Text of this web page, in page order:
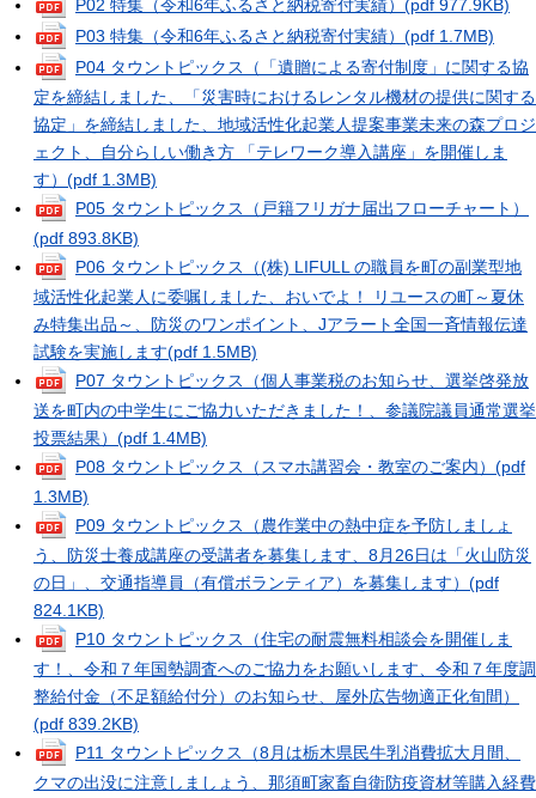
P02 特集（令和6年ふるさと納税寄付実績） (pdf 977.9KB)
P03 特集（令和6年ふるさと納税寄付実績） (pdf 1.7MB)
P04 タウントピックス（「遺贈による寄付制度」に関する協
定を締結しました、「災害時におけるレンタル機材の提供に関する
協定」を締結しました、地域活性化起業人提案事業未来の森プロジ
ェクト、自分らしい働き方 「テレワーク導入講座」を開催しま
す） (pdf 1.3MB)
P05 タウントピックス（戸籍フリガナ届出フローチャート）
(pdf 893.8KB)
P06 タウントピックス（(株) LIFULL の職員を町の副業型地
域活性化起業人に委嘱しました、おいでよ！ リユースの町～夏休
み特集出品～、防災のワンポイント、Jアラート全国一斉情報伝達
試験を実施します(pdf 1.5MB)
P07 タウントピックス（個人事業税のお知らせ、選挙啓発放
送を町内の中学生にご協力いただきました！、参議院議員通常選挙
投票結果） (pdf 1.4MB)
P08 タウントピックス（スマホ講習会・教室のご案内） (pdf
1.3MB)
P09 タウントピックス（農作業中の熱中症を予防しましょ
う、防災士養成講座の受講者を募集します、8月26日は「火山防災
の日」、交通指導員（有償ボランティア）を募集します） (pdf
824.1KB)
P10 タウントピックス（住宅の耐震無料相談会を開催しま
す！、令和７年国勢調査へのご協力をお願いします、令和７年度調
整給付金（不足額給付分）のお知らせ、屋外広告物適正化旬間）
(pdf 839.2KB)
P11 タウントピックス（8月は栃木県民牛乳消費拡大月間、
クマの出没に注意しましょう、那須町家畜自衛防疫資材等購入経費